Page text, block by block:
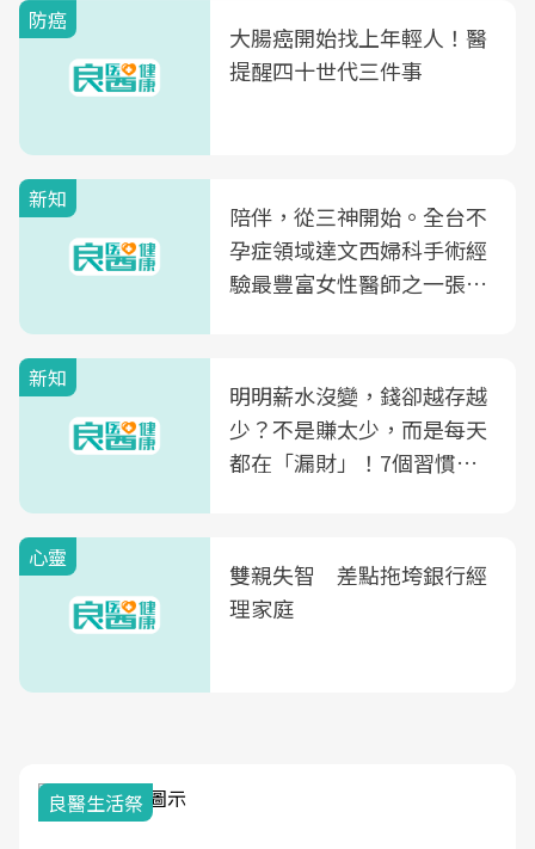
防癌
大腸癌開始找上年輕人！醫
提醒四十世代三件事
新知
陪伴，從三神開始。全台不
孕症領域達文西婦科手術經
驗最豐富女性醫師之一張永
光田醫院建構360度女性健
康照護生態圈
新知
明明薪水沒變，錢卻越存越
少？不是賺太少，而是每天
都在「漏財」！7個習慣一
心靈
雙親失智 差點拖垮銀行經
理家庭
良醫生活祭